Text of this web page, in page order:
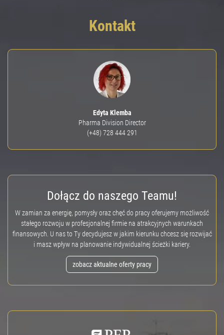
Kontakt
Edyta Klemba
Pharma Division Director
(+48) 728 444 291
Dołącz do naszego Teamu!
W zamian za energię, pomysły oraz chęć do pracy oferujemy możliwość
stałego rozwoju w profesjonalnej firmie na atrakcyjnych warunkach
finansowych. U nas to Ty decydujesz w jakim kierunku chcesz się rozwijać
i masz wpływ na planowanie indywidualnej ścieżki kariery.
zobacz aktualne oferty pracy